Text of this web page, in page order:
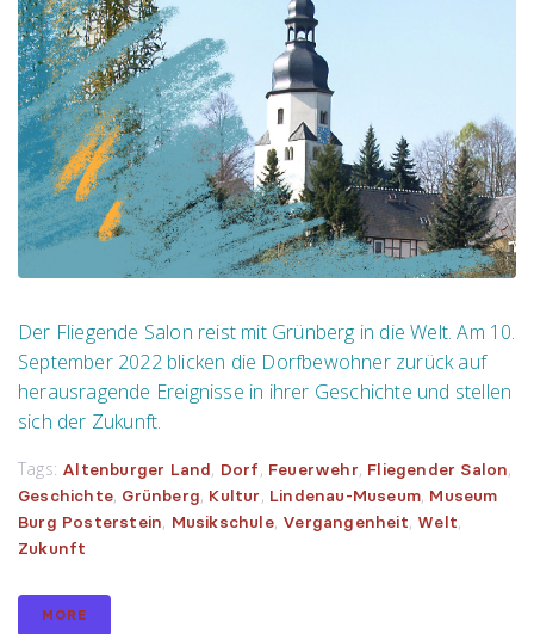
Der Fliegende Salon reist mit Grünberg in die Welt. Am 10.
September 2022 blicken die Dorfbewohner zurück auf
herausragende Ereignisse in ihrer Geschichte und stellen
sich der Zukunft.
Tags: Altenburger Land, Dorf, Feuerwehr, Fliegender Salon,
Geschichte, Grünberg, Kultur, Lindenau-Museum, Museum
Burg Posterstein, Musikschule, Vergangenheit, Welt,
Zukunft
MORE